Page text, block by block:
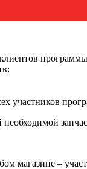
участников
магазине –